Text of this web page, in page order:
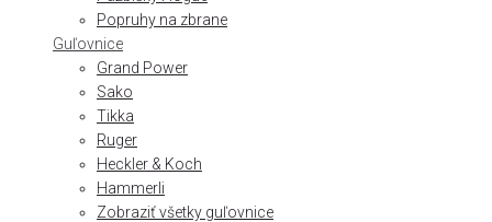
Popruhy na zbrane
Guľovnice
Grand Power
Sako
Tikka
Ruger
Heckler & Koch
Hammerli
Zobraziť všetky guľovnice